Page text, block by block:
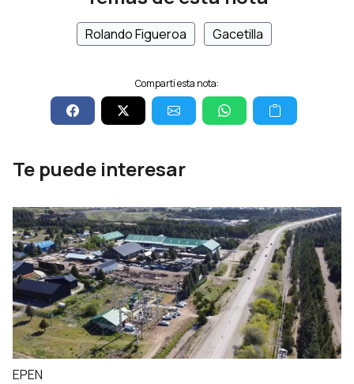
Rolando Figueroa Gacetilla
Compartí esta nota:
Te puede interesar
EPEN